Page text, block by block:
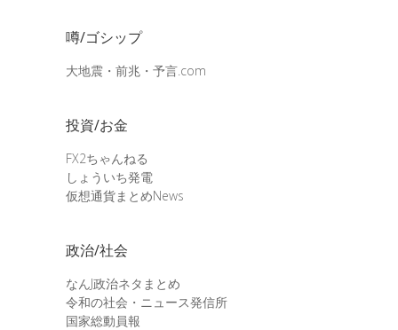
噂/ゴシップ
大地震・前兆・予言.com
投資/お金
FX2ちゃんねる
しょういち発電
仮想通貨まとめNews
政治/社会
なんJ政治ネタまとめ
令和の社会・ニュース発信所
国家総動員報